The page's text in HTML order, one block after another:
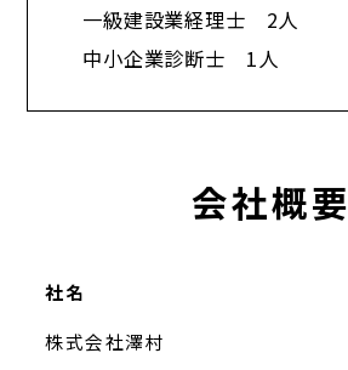
一級建設業経理士 2人
中小企業診断士 1人​
会社概要
社名
株式会社澤村